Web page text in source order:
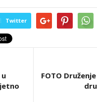
Twitter
FOTO